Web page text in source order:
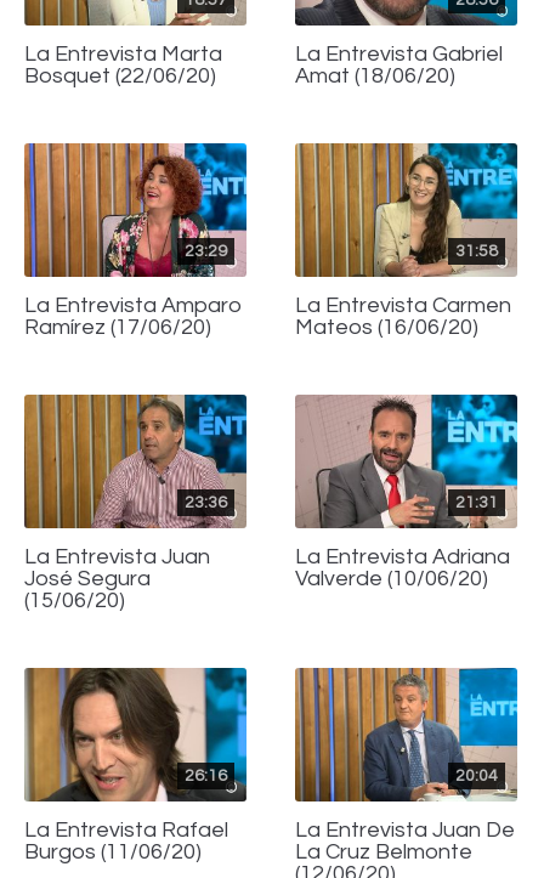
La Entrevista Marta
Bosquet (22/06/20)
La Entrevista Gabriel
Amat (18/06/20)
23:29
La Entrevista Amparo
Ramírez (17/06/20)
31:58
La Entrevista Carmen
Mateos (16/06/20)
23:36
La Entrevista Juan
José Segura
(15/06/20)
21:31
La Entrevista Adriana
Valverde (10/06/20)
26:16
La Entrevista Rafael
Burgos (11/06/20)
20:04
La Entrevista Juan De
La Cruz Belmonte
(12/06/20)